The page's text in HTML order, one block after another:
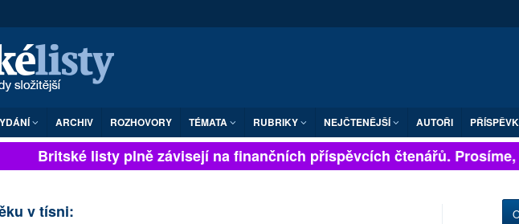
ARCHIV ROZHOVORY TÉMATA RUBRIKY NEJČTENĚJŠÍ AUTOŘI
Britské listy plně závisejí na finančních příspěvcích čtenářů. Prosíme,
v tísni: